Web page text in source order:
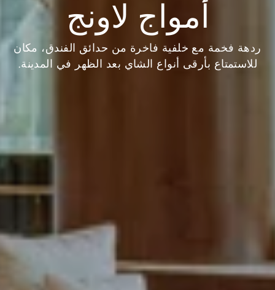
أمواج لاونج
ردهة فخمة مع خلفية فاخرة من حدائق الفندق، مكان
للاستمتاع بأرقى أنواع الشاي بعد الظهر في المدينة.